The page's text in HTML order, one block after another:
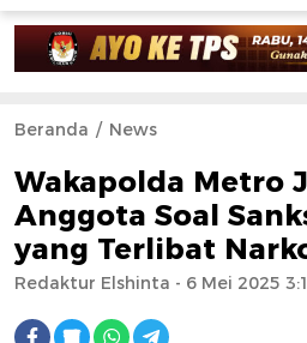
Beranda News
Wakapolda Metro
Anggota Soal
yang Terlibat
Redaktur Elshinta - 6 Mei 2025